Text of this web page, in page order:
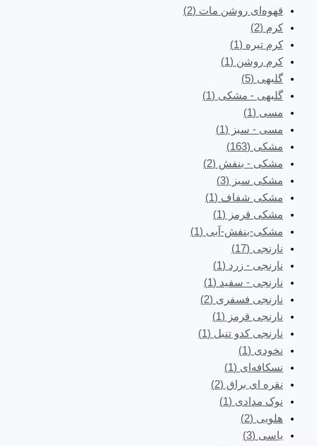
قهوه‌ای روشن مات (2)
کرم (2)
کرم تیره (1)
کرم روشن (1)
گلبهی (5)
گلبهی - مشکی (1)
مسی (1)
مسی - سبز (1)
مشکی (163)
مشکی - بنفش (2)
مشکی سبز (3)
مشکی شفاف (1)
مشکی قرمز (1)
مشکی-بنفش-آبی (1)
نارنجی (17)
نارنجی - زرد (1)
نارنجی - سفید (1)
نارنجی فسفری (2)
نارنجی قرمز (1)
نارنجی کدو تنبل (1)
نخودی (1)
نسکافه‌ای (1)
نقره ای براق (2)
نوک مدادی (1)
هلویی (2)
یاسی (3)